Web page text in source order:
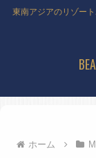
東南アジアのリゾー
ホーム